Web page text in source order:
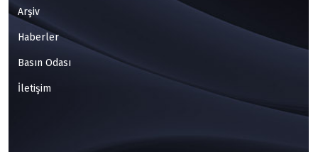
Arşiv
Haberler
Basın Odası
İletişim